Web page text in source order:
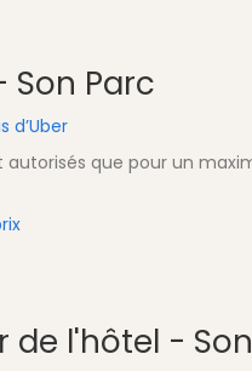
Son Parc
d’Uber
autorisés que pour un
de l'hôtel -